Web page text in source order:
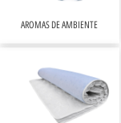
AROMAS DE AMBIENTE